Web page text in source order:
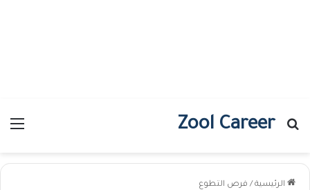
Zool Career
بحث عن
الرئيسية / فرص التطوع